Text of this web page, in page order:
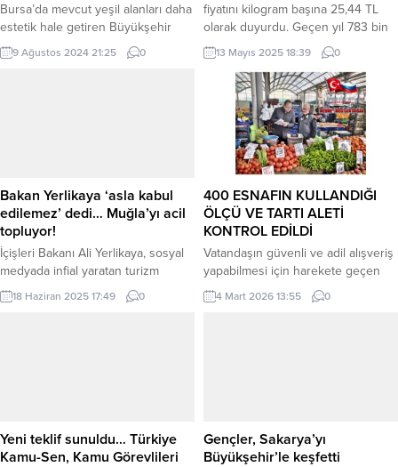
Bursa’da mevcut yeşil alanları daha
estetik hale getiren Büyükşehir
Belediyesi, Beşyol Kavşağı’nda
başlattığı peyzaj çalışmasını
düzenlemelerine de devam ediyor.
Osmangazi ilçesi Altınova
Mahallesi’ndeki 14 bin...
9 Ağustos 2024 21:25 0
fiyatını kilogram başına 25,44 TL
olarak duyurdu. Geçen yıl 783 bin
ton yaş çay alan kurum, bu yıl da
benzer miktarda alım hedefliyor.
ANKARA (İGFA) – ÇAYKUR, 2025
yılı yaş çay alım fiyatını kilogram
başına 25,44 TL olarak belirledi.
Tarım ve Orman Bakanlığı’nın
resmi...
13 Mayıs 2025 18:39 0
Bakan Yerlikaya ‘asla kabul
edilemez’ dedi… Muğla’yı acil
topluyor!
İçişleri Bakanı Ali Yerlikaya, sosyal
medyada infial yaratan turizm
işletmesi görüntüleri üzerine
denetimlerin artırılacağını duyurdu;
sosyal medyada bazı işletmelerde
tepki çeken...
18 Haziran 2025 17:49 0
400 ESNAFIN KULLANDIĞI
ÖLÇÜ VE TARTI ALETİ
KONTROL EDİLDİ
Vatandaşın güvenli ve adil alışveriş
yapabilmesi için harekete geçen
Yalova Belediyesi, kent genelindeki
pazar yerlerinde ölçü ve tartı
Paşa Mahallesi Perşembe Semt...
4 Mart 2026 13:55 0
Yeni teklif sunuldu… Türkiye
Kamu-Sen, Kamu Görevlileri
Gençler, Sakarya’yı
Büyükşehir’le keşfetti